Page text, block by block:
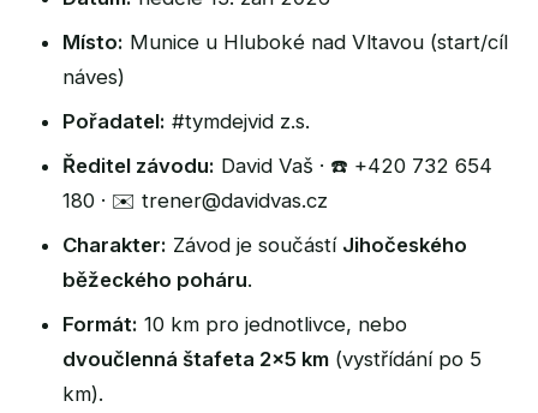
Místo: Munice u Hluboké nad Vltavou (start/cíl
náves)
Pořadatel: #tymdejvid z.s.
Ředitel závodu: David Vaš · ☎️ +420 732 654
180 · ✉️ trener@davidvas.cz
Charakter: Závod je součástí Jihočeského
běžeckého poháru.
Formát: 10 km pro jednotlivce, nebo
dvoučlenná štafeta 2×5 km (vystřídání po 5
km).